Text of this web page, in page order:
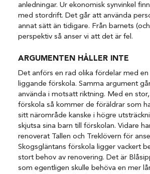
anledningar. Ur ekonomisk synvinkel
med stordrift. Det går att använda
annat sätt än tidigare. Från barnets
perspektiv så anser vi att det är fel.
ARGUMENTEN HÅLLER INTE
Det anförs en rad olika fördelar med
liggande förskola. Samma argument
använda i motsatt riktning. Med en
förskola så kommer de föräldrar som
sitt närområde kanske i högre
skjutsa sina barn till förskolan. Vidare
renoverat Tallen och Treklövern för
Skogsgläntans förskola ligger vackert
stort behov av renovering. Det är
som egentligen skulle behöva en mer